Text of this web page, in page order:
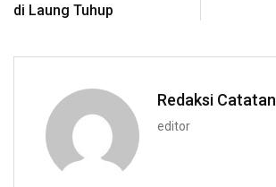
di Laung Tuhup
Redaksi Catatan
editor